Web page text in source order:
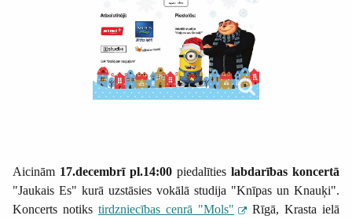
Aicinām 17.decembrī pl.14:00 piedalīties labdarības koncertā
"Jaukais Es" kurā uzstāsies vokālā studija "Knīpas un Knauķi".
Koncerts notiks tirdzniecības cenrā "Mols"
Rīgā, Krasta ielā